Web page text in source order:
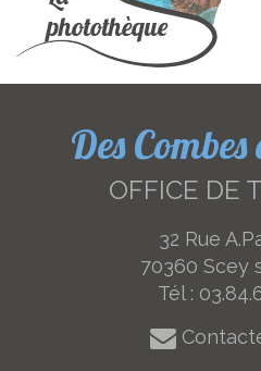
Des
OFFICE DE
32 Rue
70360 Scey
Tél :